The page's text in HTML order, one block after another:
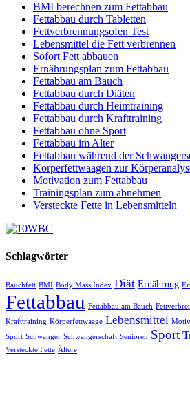
BMI berechnen zum Fettabbau
Fettabbau durch Tabletten
Fettverbrennungsofen Test
Lebensmittel die Fett verbrennen
Sofort Fett abbauen
Ernährungsplan zum Fettabbau
Fettabbau am Bauch
Fettabbau durch Diäten
Fettabbau durch Heimtraining
Fettabbau durch Krafttraining
Fettabbau ohne Sport
Fettabbau im Alter
Fettabbau während der
Körperfettwaagen zur
Motivation zum Fettabbau
Trainingsplan zum abnehmen
Versteckte Fette in Lebensmitteln
Schlagwörter
Bauchfett BMI Body Mass Index Diät Ernährung
Fettabbau Fettabbau am Bauch
Krafttraining Körperfettwaage Lebensmittel
Sport Schwanger Schwangerschaft Senioren Sport
Versteckte Fette Ältere